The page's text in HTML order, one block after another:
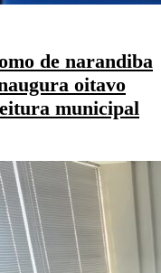
de narandiba
oitavo
municipal